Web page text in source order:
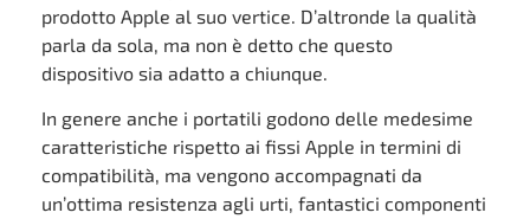
prodotto Apple al suo vertice. D’altronde la qualità
parla da sola, ma non è detto che questo
dispositivo sia adatto a chiunque.
In genere anche i portatili godono delle medesime
caratteristiche rispetto ai fissi Apple in termini di
compatibilità, ma vengono accompagnati da
un’ottima resistenza agli urti, fantastici componenti